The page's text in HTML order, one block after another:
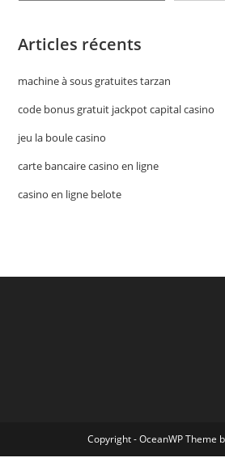
Articles récents
machine à sous gratuites tarzan
code bonus gratuit jackpot capital casino
jeu la boule casino
carte bancaire casino en ligne
casino en ligne belote
Copyright - OceanWP Theme